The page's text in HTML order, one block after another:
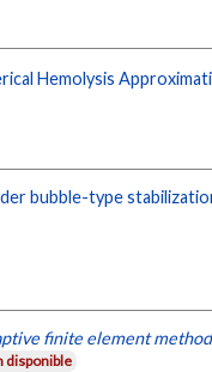
Hemolysis
bubble-type
finite element
disponible